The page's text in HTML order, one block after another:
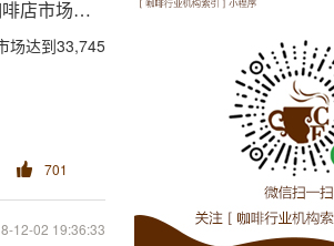
店市场达到33,745家，年增长率为6％
场达到33,745
701
12-02 19:36:33